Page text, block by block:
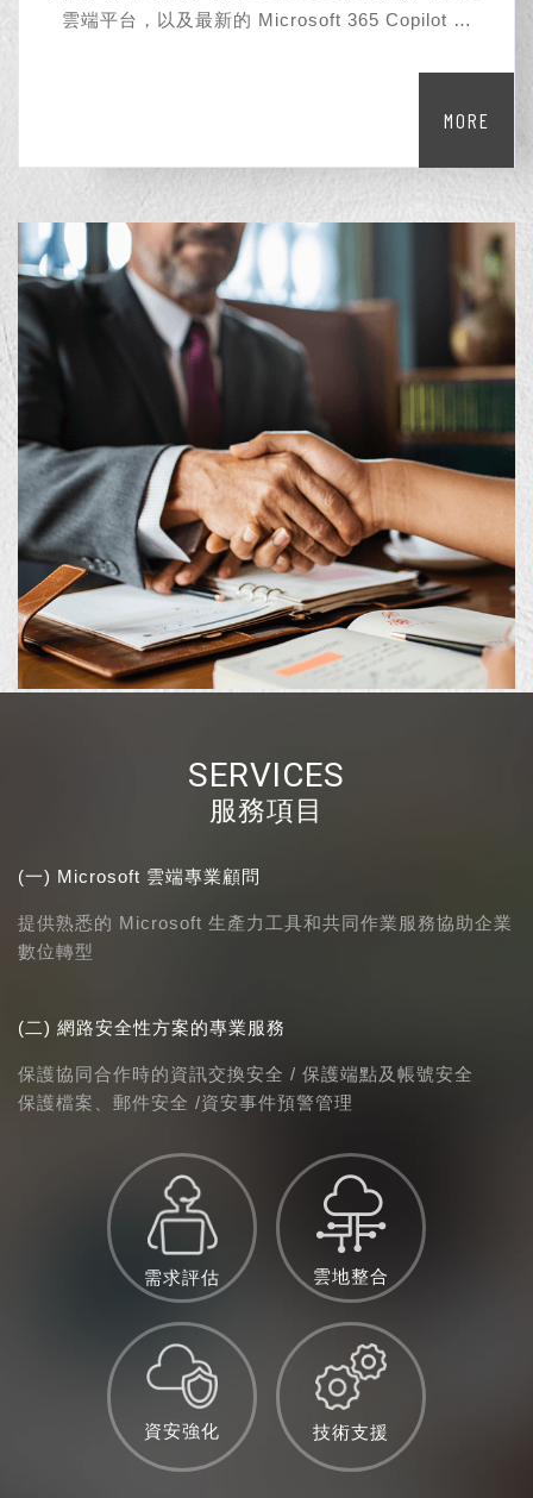
雲端平台，以及最新的 Microsoft 365 Copilot 與
MORE
SERVICES
服務項目
(一) Microsoft 雲端專業顧問
提供熟悉的 Microsoft 生產力工具和共同作業服務協助企業
數位轉型
(二) 網路安全性方案的專業服務
保護協同合作時的資訊交換安全 / 保護端點及帳號安全
保護檔案、郵件安全 /資安事件預警管理
需求評估 雲地整合
資安強化 技術支援